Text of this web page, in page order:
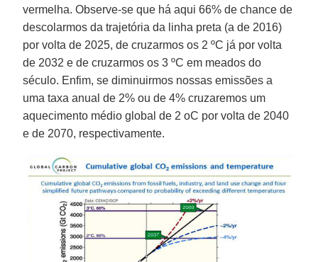
vermelha. Observe-se que há aqui 66% de chance de
descolarmos da trajetória da linha preta (a de 2016)
por volta de 2025, de cruzarmos os 2 ºC já por volta
de 2032 e de cruzarmos os 3 ºC em meados do
século. Enfim, se diminuirmos nossas emissões a
uma taxa anual de 2% ou de 4% cruzaremos um
aquecimento médio global de 2 oC por volta de 2040
e de 2070, respectivamente.